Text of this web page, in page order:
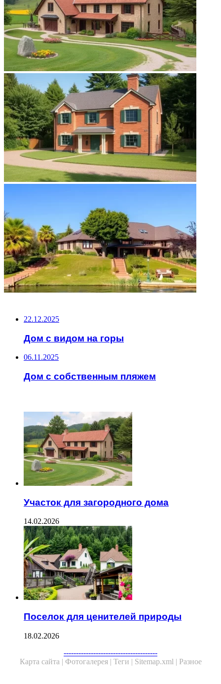
22.12.2025
Дом с видом на горы
06.11.2025
Дом с собственным пляжем
Участок для загородного дома
14.02.2026
Поселок для ценителей природы
18.02.2026
--------------------------------------
Карта сайта | Фотогалерея | Теги | Sitemap.xml | Разное